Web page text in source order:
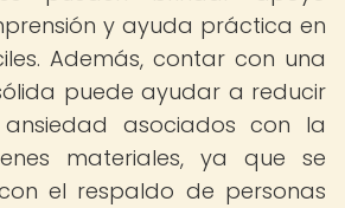
y ayuda práctica en
Además, contar con una
puede ayudar a reducir
asociados con la
materiales, ya que se
el respaldo de personas